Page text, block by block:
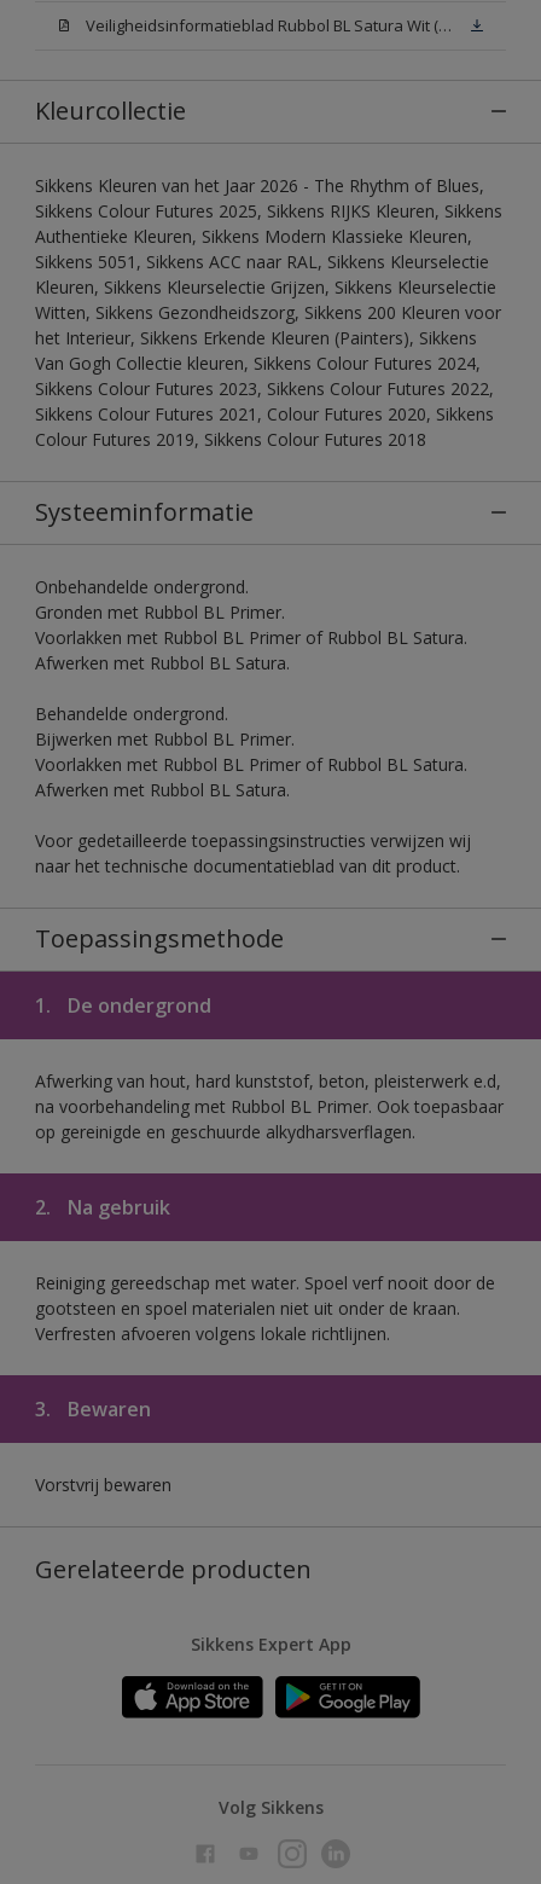
Veiligheidsinformatieblad Rubbol BL Satura Wit (MSDS)
Kleurcollectie
Sikkens Kleuren van het Jaar 2026 - The Rhythm of Blues,
Sikkens Colour Futures 2025, Sikkens RIJKS Kleuren, Sikkens
Authentieke Kleuren, Sikkens Modern Klassieke Kleuren,
Sikkens 5051, Sikkens ACC naar RAL, Sikkens Kleurselectie
Kleuren, Sikkens Kleurselectie Grijzen, Sikkens Kleurselectie
Witten, Sikkens Gezondheidszorg, Sikkens 200 Kleuren voor
het Interieur, Sikkens Erkende Kleuren (Painters), Sikkens
Van Gogh Collectie kleuren, Sikkens Colour Futures 2024,
Sikkens Colour Futures 2023, Sikkens Colour Futures 2022,
Sikkens Colour Futures 2021, Colour Futures 2020, Sikkens
Colour Futures 2019, Sikkens Colour Futures 2018
Systeeminformatie
Onbehandelde ondergrond.
Gronden met Rubbol BL Primer.
Voorlakken met Rubbol BL Primer of Rubbol BL Satura.
Afwerken met Rubbol BL Satura.
Behandelde ondergrond.
Bijwerken met Rubbol BL Primer.
Voorlakken met Rubbol BL Primer of Rubbol BL Satura.
Afwerken met Rubbol BL Satura.
Voor gedetailleerde toepassingsinstructies verwijzen wij
naar het technische documentatieblad van dit product.
Toepassingsmethode
1. De ondergrond
Afwerking van hout, hard kunststof, beton, pleisterwerk e.d,
na voorbehandeling met Rubbol BL Primer. Ook toepasbaar
op gereinigde en geschuurde alkydharsverflagen.
2. Na gebruik
Reiniging gereedschap met water. Spoel verf nooit door de
gootsteen en spoel materialen niet uit onder de kraan.
Verfresten afvoeren volgens lokale richtlijnen.
3. Bewaren
Vorstvrij bewaren
Gerelateerde producten
Sikkens Expert App
Volg Sikkens